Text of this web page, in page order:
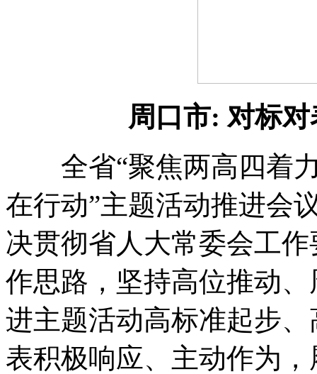
周口市: 对标
全省“聚焦两高四着力
在行动”主题活动推进会
决贯彻省人大常委会工作
作思路 ， 坚持高位推动
进主题活动高标准起步
表积极响应、主动作为 ，